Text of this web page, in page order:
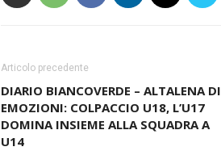
Articolo precedente
DIARIO BIANCOVERDE – ALTALENA DI
EMOZIONI: COLPACCIO U18, L’U17
DOMINA INSIEME ALLA SQUADRA A
U14